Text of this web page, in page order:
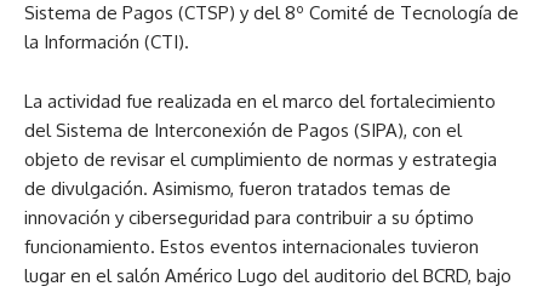
Sistema de Pagos (CTSP) y del 8º Comité de Tecnología de
la Información (CTI).
La actividad fue realizada en el marco del fortalecimiento
del Sistema de Interconexión de Pagos (SIPA), con el
objeto de revisar el cumplimiento de normas y estrategia
de divulgación. Asimismo, fueron tratados temas de
innovación y ciberseguridad para contribuir a su óptimo
funcionamiento. Estos eventos internacionales tuvieron
lugar en el salón Américo Lugo del auditorio del BCRD, bajo